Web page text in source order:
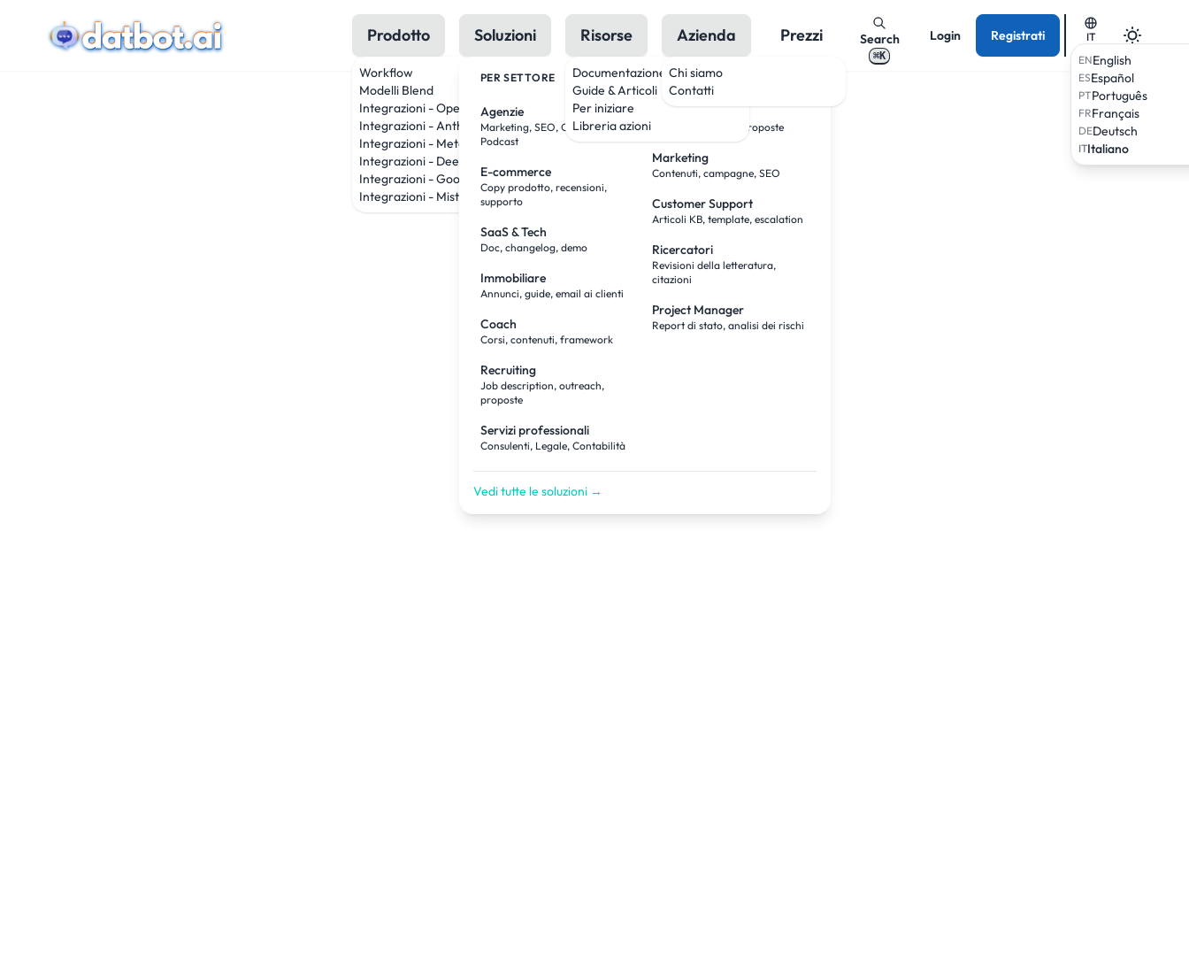
Prodotto
Workflow
Modelli Blend
Integrazioni - OpenAI
Integrazioni - Anthropic
Integrazioni - Meta
Integrazioni - DeepSeek
Integrazioni - Google
Integrazioni - Mistral
Soluzioni
PER SETTORE
Agenzie
Marketing, SEO, Creatività,
Podcast
E-commerce
Copy prodotto, recensioni,
supporto
SaaS & Tech
Doc, changelog, demo
Immobiliare
Annunci, guide, email ai clienti
Coach
Corsi, contenuti, framework
Recruiting
Job description, outreach,
proposte
Servizi professionali
Consulenti, Legale, Contabilità
PER RUOLO
Ricerca, outreach, proposte
Marketing
Contenuti, campagne, SEO
Customer Support
Articoli KB, template, escalation
Ricercatori
Revisioni della letteratura,
citazioni
Project Manager
Report di stato, analisi dei rischi
Vedi tutte le soluzioni →
Risorse
Documentazione
Guide & Articoli
Per iniziare
Libreria azioni
Azienda
Chi siamo
Contatti
Prezzi Search
⌘K
Login Registrati
IT
ENEnglish
ESEspañol
PTPortuguês
FRFrançais
DEDeutsch
ITItaliano